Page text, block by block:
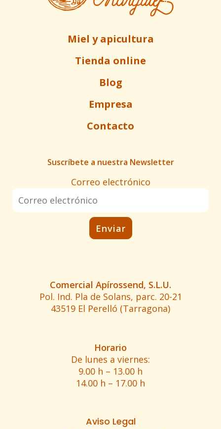
producto
Miel y apicultura
Tienda online
Blog
Empresa
Contacto
Suscríbete a nuestra Newsletter
Correo electrónico
Comercial Apírossend, S.L.U.
Pol. Ind. Pla de Solans, parc. 20-21
43519 El Perelló (Tarragona)
Horario
De lunes a viernes:
9.00 h – 13.00 h
14.00 h – 17.00 h
Aviso Legal